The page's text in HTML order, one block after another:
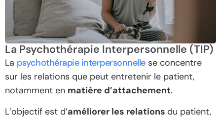
La Psychothérapie Interpersonnelle (TIP)
La psychothérapie interpersonnellese concentre
sur les relations que peut entretenir le patient,
notamment en matière d’attachement.
L’objectif est d’améliorer les relations du patient,